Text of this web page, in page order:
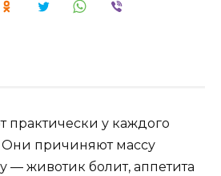
практически у каждого
причиняют массу
— животик болит, аппетита